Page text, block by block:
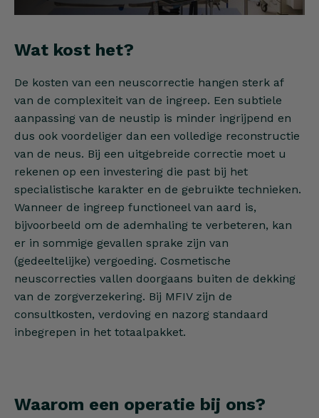
Wat kost het?
De kosten van een neuscorrectie hangen sterk af
van de complexiteit van de ingreep. Een subtiele
aanpassing van de neustip is minder ingrijpend en
dus ook voordeliger dan een volledige reconstructie
van de neus. Bij een uitgebreide correctie moet u
rekenen op een investering die past bij het
specialistische karakter en de gebruikte technieken.
Wanneer de ingreep functioneel van aard is,
bijvoorbeeld om de ademhaling te verbeteren, kan
er in sommige gevallen sprake zijn van
(gedeeltelijke) vergoeding. Cosmetische
neuscorrecties vallen doorgaans buiten de dekking
van de zorgverzekering. Bij MFIV zijn de
consultkosten, verdoving en nazorg standaard
inbegrepen in het totaalpakket.
Waarom een operatie bij ons?